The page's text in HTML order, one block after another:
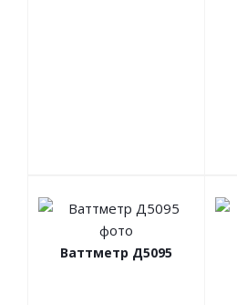
Ваттметр Д5095